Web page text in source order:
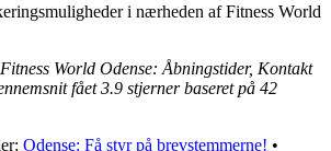
i nærheden af Fitness World
World Odense: Åbningstider, Kontakt
fået3.9 stjerner baseret på 42
Odense: Få styr på brevstemmerne! •